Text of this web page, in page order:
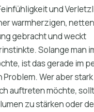
und
warmherzigen,
gebracht und weckt
Solange man
ist das gerade im
Problem. Wer aber
auftreten möchte,
zu stärken oder